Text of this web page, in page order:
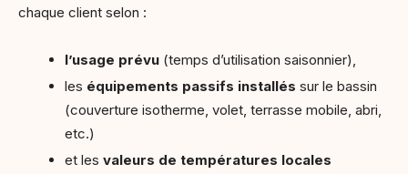
chaque client selon :
l’usage prévu (temps d’utilisation saisonnier),
les équipements passifs installés sur le bassin
(couverture isotherme, volet, terrasse mobile, abri,
etc.)
et les valeurs de températures locales